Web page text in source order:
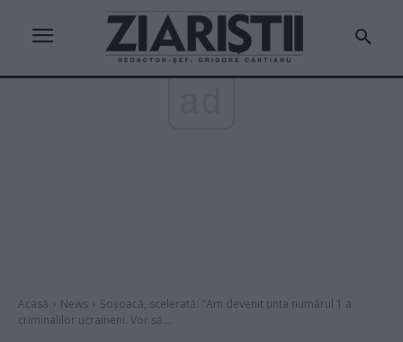
Acasă News
Șoșoacă, scelerată: "Am devenit ținta numărul 1 a
criminalilor ucraineni. Vor să...